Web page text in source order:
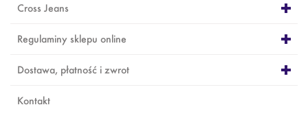
Cross Jeans
Regulaminy sklepu online
Dostawa, płatność i zwrot
Kontakt